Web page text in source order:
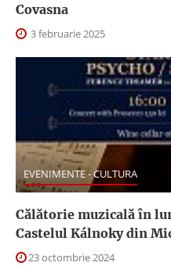
Covasna
3 februarie 2025
EVENIMENTE - CULTURA
Călătorie muzicală în
Castelul Kálnoky din
23 octombrie 2024